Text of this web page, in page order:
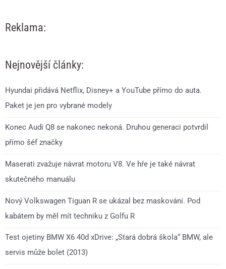
Reklama:
Nejnovější články:
Hyundai přidává Netflix, Disney+ a YouTube přímo do auta.
Paket je jen pro vybrané modely
Konec Audi Q8 se nakonec nekoná. Druhou generaci potvrdil
přímo šéf značky
Maserati zvažuje návrat motoru V8. Ve hře je také návrat
skutečného manuálu
Nový Volkswagen Tiguan R se ukázal bez maskování. Pod
kabátem by měl mít techniku z Golfu R
Test ojetiny BMW X6 40d xDrive: „Stará dobrá škola“ BMW, ale
servis může bolet (2013)